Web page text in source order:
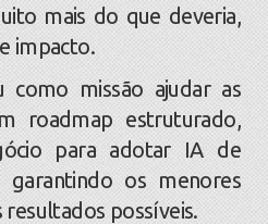
mais do que deveria,
impacto.
missão ajudar as
roadmap estruturado,
para adotar IA de
garantindo os menores
possíveis.